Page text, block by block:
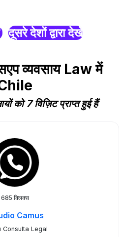
दूसरे देशों द्वारा देखें
व्यवसाय Law में
को 7 विज़िट प्राप्त हुई हैं
685 क्लिक्स
Camus
Consulta Legal